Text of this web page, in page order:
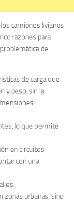
camiones livianos
razones para
de
de carga que
y peso, sin la
lo que permite
en circuitos
con una
zonas urbanas, sino